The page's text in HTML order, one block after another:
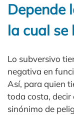
Depende
la cual se
Lo subversivo
negativa en
Así, para quien
toda costa, decir
sinónimo de